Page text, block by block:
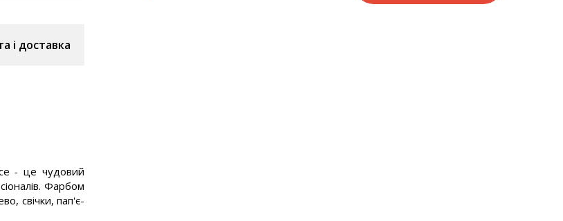
і доставка
- це чудовий
Фарбом
свічки, пап'є-